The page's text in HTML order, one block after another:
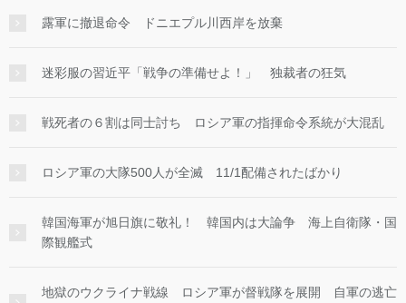
露軍に撤退命令 ドニエプル川西岸を放棄
迷彩服の習近平「戦争の準備せよ！」 独裁者の狂気
戦死者の６割は同士討ち ロシア軍の指揮命令系統が大混乱
ロシア軍の大隊500人が全滅 11/1配備されたばかり
韓国海軍が旭日旗に敬礼！ 韓国内は大論争 海上自衛隊・国
際観艦式
地獄のウクライナ戦線 ロシア軍が督戦隊を展開 自軍の逃亡